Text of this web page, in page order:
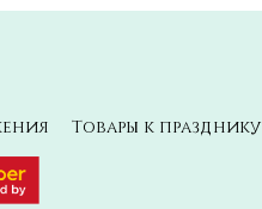
Товары к празднику